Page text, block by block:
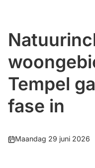
Tempel
fase in
Publicatiedatum:
Maandag 29 juni 2026